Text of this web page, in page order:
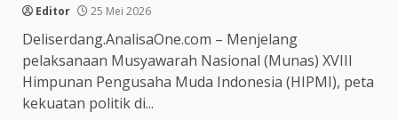
Editor 25 Mei 2026
Deliserdang.AnalisaOne.com – Menjelang
pelaksanaan Musyawarah Nasional (Munas) XVIII
Himpunan Pengusaha Muda Indonesia (HIPMI), peta
kekuatan politik di...